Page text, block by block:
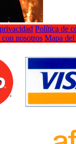
Política de
con nosotros Mapa